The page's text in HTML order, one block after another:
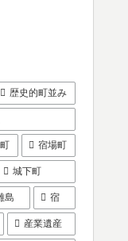
歴史的町並み
宿場町
城下町
島 宿
産業遺産